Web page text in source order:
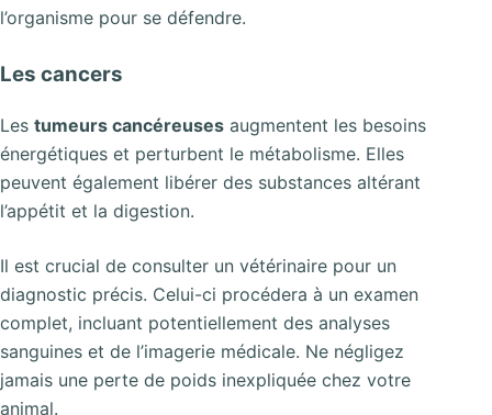
l’organisme pour se défendre.
Les cancers
Les tumeurs cancéreuses augmentent les besoins
énergétiques et perturbent le métabolisme. Elles
peuvent également libérer des substances altérant
l’appétit et la digestion.
Il est crucial de consulter un vétérinaire pour un
diagnostic précis. Celui-ci procédera à un examen
complet, incluant potentiellement des analyses
sanguines et de l’imagerie médicale. Ne négligez
jamais une perte de poids inexpliquée chez votre
animal.